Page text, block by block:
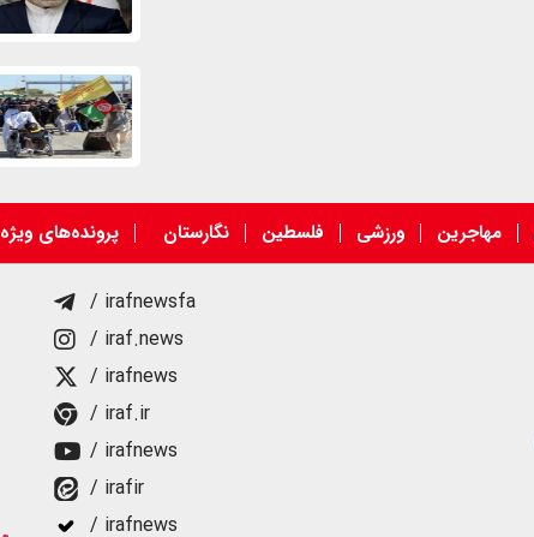
مهاجرین ورزشی فلسطین نگارستان پرونده‌های ویژه
/ irafnewsfa
/ iraf.news
/ irafnews
/ iraf.ir
/ irafnews
/ irafir
/ irafnews